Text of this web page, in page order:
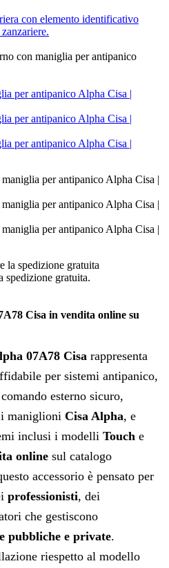
con maniglia per antipanico
la spedizione gratuita
gratuita.
Cisa in vendita online su
07A78 Cisa rappresenta
per sistemi antipanico,
esterno sicuro,
maniglioni Cisa Alpha, e
inclusi i modelli Touch e
online sul catalogo
accessorio è pensato per
professionisti, dei
che gestiscono
pubbliche e private.
riespetto al modello